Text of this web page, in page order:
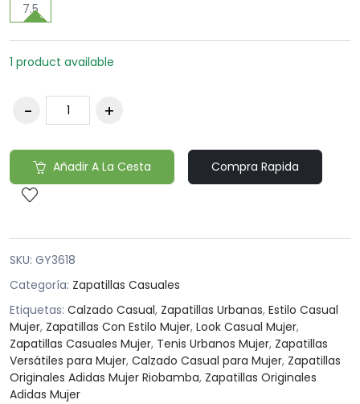
7.5
1 product available
Añadir A La Cesta Compra Rapida
SKU: GY3618
Categoría: Zapatillas Casuales
Etiquetas: Calzado Casual, Zapatillas Urbanas, Estilo Casual
Mujer, Zapatillas Con Estilo Mujer, Look Casual Mujer,
Zapatillas Casuales Mujer, Tenis Urbanos Mujer, Zapatillas
Versátiles para Mujer, Calzado Casual para Mujer, Zapatillas
Originales Adidas Mujer Riobamba, Zapatillas Originales
Adidas Mujer